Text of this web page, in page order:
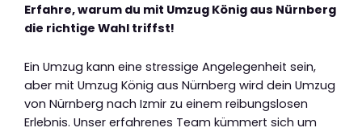
Erfahre, warum du mit Umzug König aus Nürnberg
die richtige Wahl triffst!
Ein Umzug kann eine stressige Angelegenheit sein,
aber mit Umzug König aus Nürnberg wird dein Umzug
von Nürnberg nach Izmir zu einem reibungslosen
Erlebnis. Unser erfahrenes Team kümmert sich um